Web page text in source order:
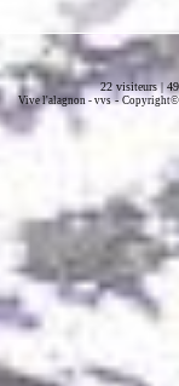
22 visiteurs |
Vive l'alagnon - vvs-Copyright©